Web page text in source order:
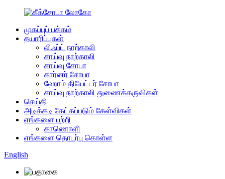
முகப்புப் பக்கம்
தயாரிப்புகள்
லிஃப்ட் நாற்காலி
சாய்வு நாற்காலி
சாய்வு சோபா
கார்னர் சோபா
ஹோம் தியேட்டர் சோபா
சாய்வு நாற்காலி துணைக்கருவிகள்
செய்தி
அடிக்கடி கேட்கப்படும் கேள்விகள்
எங்களை பற்றி
காணொளி
எங்களை தொடர்பு கொள்ள
English